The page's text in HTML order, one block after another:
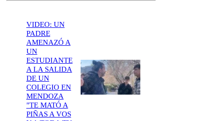
VIDEO: UN
PADRE
AMENAZÓ A
UN
ESTUDIANTE
A LA SALIDA
DE UN
COLEGIO EN
MENDOZA
"TE MATÓ A
PIÑAS A VOS